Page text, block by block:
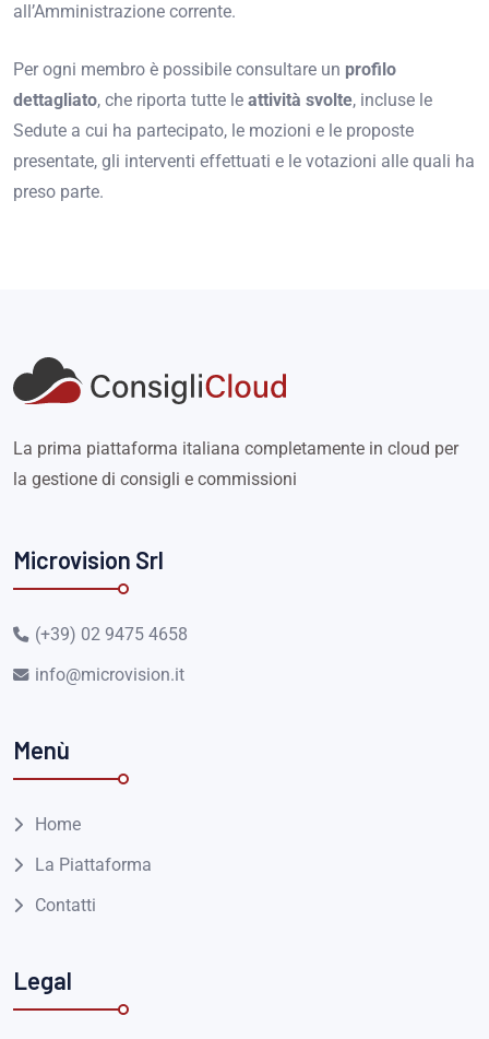
all’Amministrazione corrente.
Per ogni membro è possibile consultare un profilo
dettagliato, che riporta tutte le attività svolte, incluse le
Sedute a cui ha partecipato, le mozioni e le proposte
presentate, gli interventi effettuati e le votazioni alle quali ha
preso parte.
La prima piattaforma italiana completamente in cloud per
la gestione di consigli e commissioni
Microvision Srl
(+39) 02 9475 4658
info@microvision.it
Menù
Home
La Piattaforma
Contatti
Legal